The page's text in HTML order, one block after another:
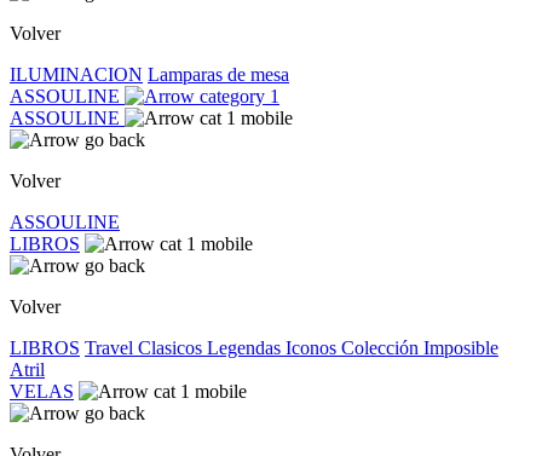
Volver
ILUMINACION Lamparas de mesa
ASSOULINE
ASSOULINE
Volver
ASSOULINE
LIBROS
Volver
LIBROS Travel Clasicos Legendas Iconos Colección Imposible
Atril
VELAS